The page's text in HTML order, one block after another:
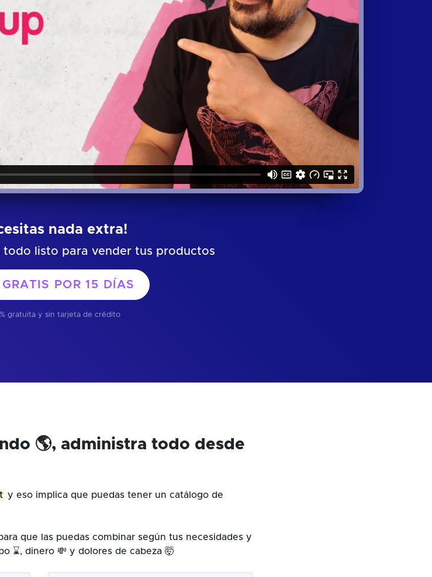
nada extra!
todo listo para vender tus productos
GRATIS POR15 DÍAS
gratuita y sin tarjeta de crédito
🌎, administra todo desde
y eso implica que puedas tener un catálogo de
que las puedas combinar según tus necesidades y
⌛, dinero 💸 y dolores de cabeza 🤯